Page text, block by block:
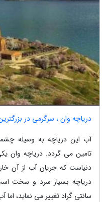
دریاچه وان ، سرگرمی در
آب این دریاچه به وسیله
تامین می گردد. دریاچه وان
دنیاست که جریان آب از آن
سانتی گراد تغییر می نماید،